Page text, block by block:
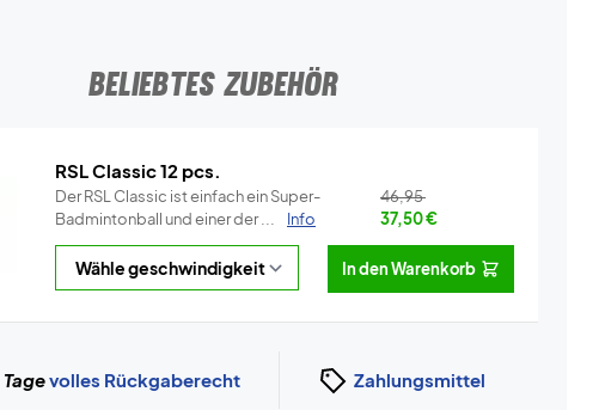
BELIEBTES ZUBEHÖR
RSL Classic 12 pcs.
Der RSL Classic ist einfach ein Super-
Badmintonball und einer der ...
Info
46,95
37,50€
In den Warenkorb
volles Rückgaberecht Zahlungsmittel